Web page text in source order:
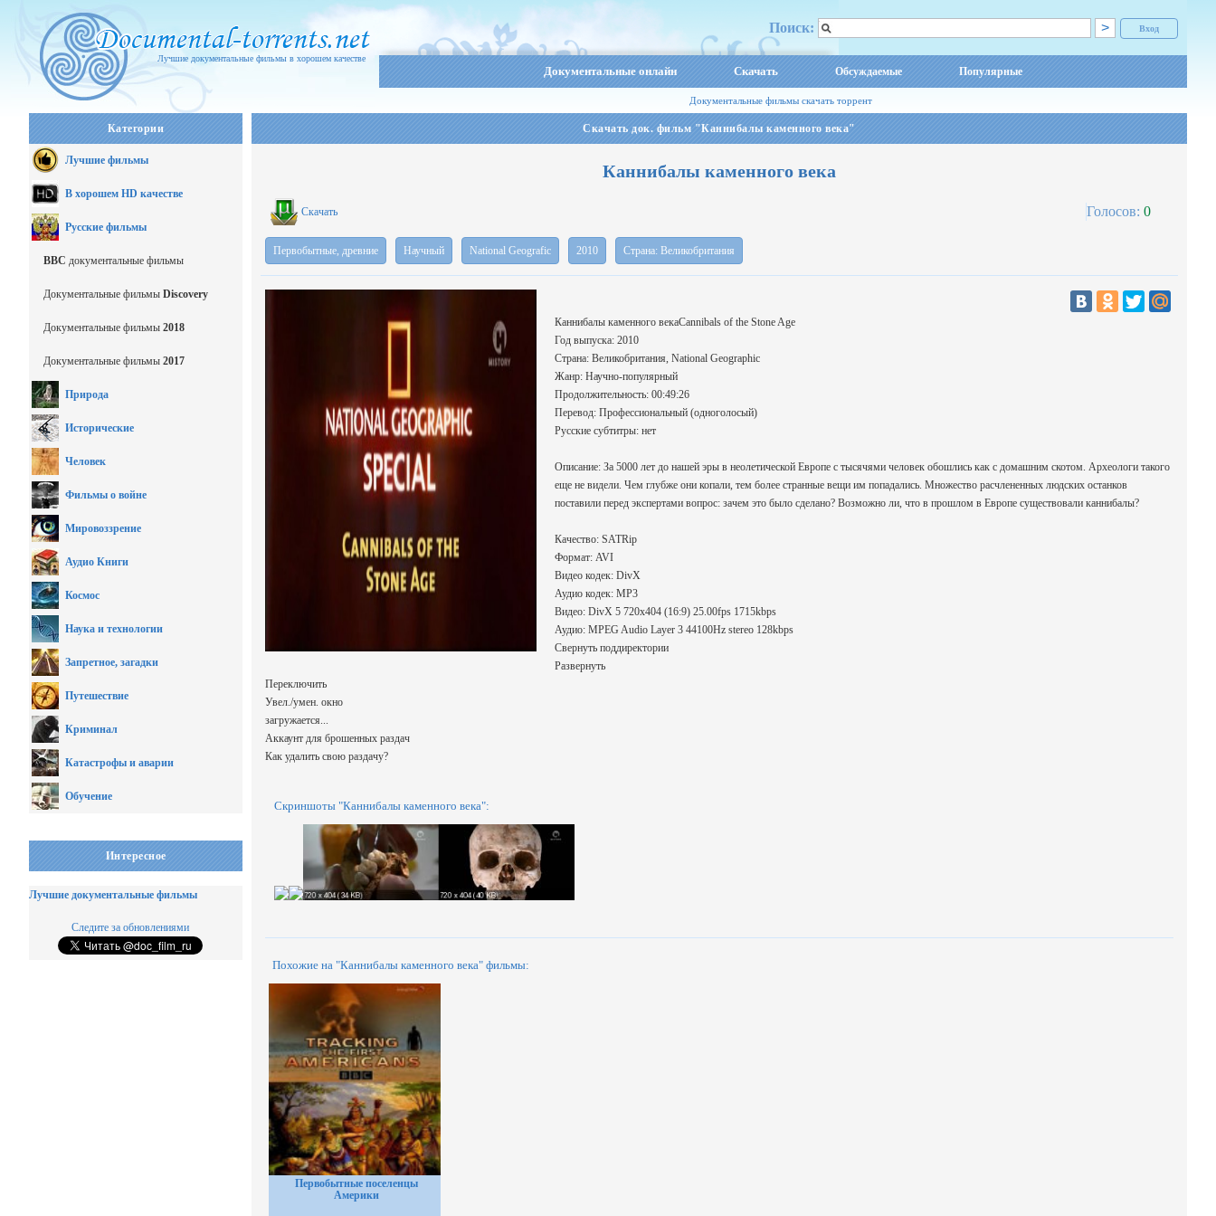
Лучшие документальные фильмы в хорошем качестве
Вход
Поиск:
Документальные онлайн Скачать Обсуждаемые Популярные
Документальные фильмы скачать торрент
Категории
Лучшие фильмы
В хорошем HD качестве
Русские фильмы
BBC документальные фильмы
Документальные фильмы Discovery
Документальные фильмы 2018
Документальные фильмы 2017
Природа
Исторические
Человек
Фильмы о войне
Мировоззрение
Аудио Книги
Космос
Наука и технологии
Запретное, загадки
Путешествие
Криминал
Катастрофы и аварии
Обучение
Интересное
Лучшие документальные фильмы
Следите за обновлениями
Скачать док. фильм "Каннибалы каменного века"
Каннибалы каменного века
Скачать Голосов: 0
Первобытные, древние Научный National Geografic 2010 Страна: Великобритания
Каннибалы каменного векаCannibals of the Stone Age
Год выпуска: 2010
Страна: Великобритания, National Geographic
Жанр: Научно-популярный
Продолжительность: 00:49:26
Перевод: Профессиональный (одноголосый)
Русские субтитры: нет
Описание: За 5000 лет до нашей эры в неолетической Европе c тысячями человек обошлись как с домашним скотом. Археологи такого
еще не видели. Чем глубже они копали, тем более странные вещи им попадались. Множество расчлененных людских останков
поставили перед экспертами вопрос: зачем это было сделано? Возможно ли, что в прошлом в Европе существовали каннибалы?
Качество: SATRip
Формат: AVI
Видео кодек: DivX
Аудио кодек: МР3
Видео: DivX 5 720x404 (16:9) 25.00fps 1715kbps
Аудио: MPEG Audio Layer 3 44100Hz stereo 128kbps
Свернуть поддиректории
Развернуть
Переключить
Увел./умен. окно
загружается...
Аккаунт для брошенных раздач
Как удалить свою раздачу?
Скриншоты "Каннибалы каменного века":
Похожие на "Каннибалы каменного века" фильмы:
Первобытные поселенцы
Америки